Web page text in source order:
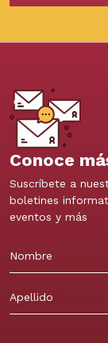
Conoce
Suscríbete a
boletines
eventos y más